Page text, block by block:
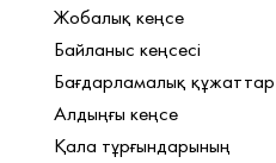
Жобалық кеңсе
Байланыс кеңсесі
Бағдарламалық құжаттар
Алдыңғы кеңсе
Қала тұрғындарының